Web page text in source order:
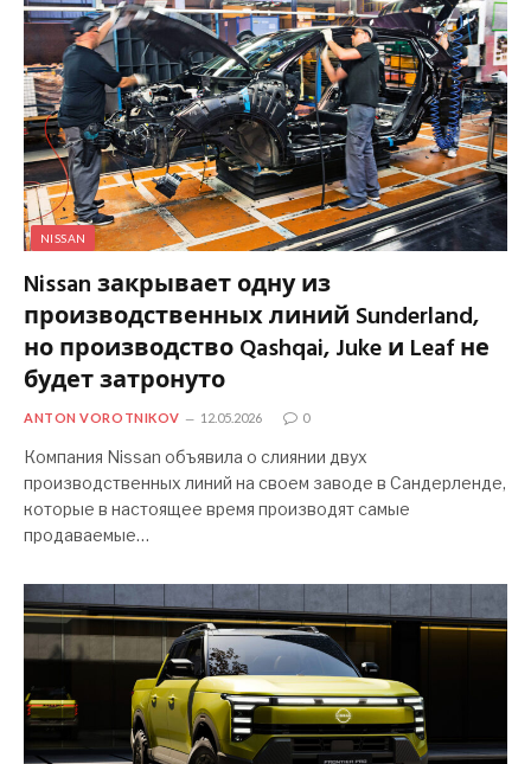
NISSAN
Nissan закрывает одну из
производственных линий Sunderland,
но производство Qashqai, Juke и Leaf не
будет затронуто
ANTON VOROTNIKOV 12.05.2026 0
Компания Nissan объявила о слиянии двух
производственных линий на своем заводе в Сандерленде,
которые в настоящее время производят самые
продаваемые…